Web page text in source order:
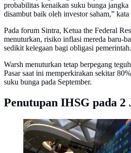
probabilitas kenaikan suku bunga
disambut baik oleh investor saham,” kata
Pada forum Sintra, Ketua the Federal
menuturkan, risiko inflasi mereda baru-
sedikit kelegaan bagi obligasi pemerintah.
Warsh menuturkan tetap berpegang
Pasar saat ini memperkirakan sekitar
suku bunga pada September.
Penutupan IHSG pada 2
Indeks Harga Saham Gabungan
(Liputan6.com/Angga Yuniar)